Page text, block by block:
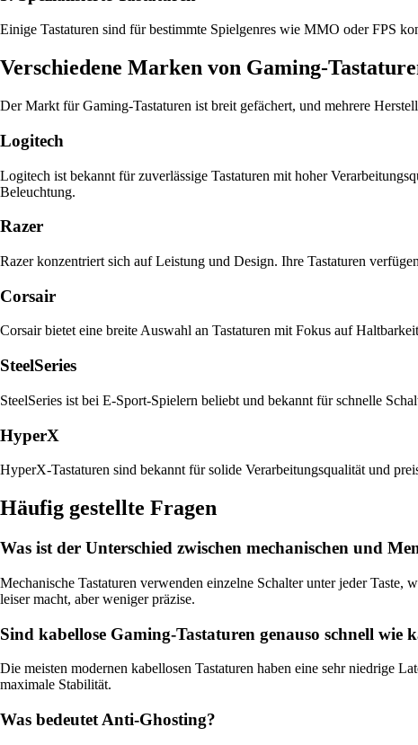
Einige Tastaturen sind für bestimmte Spielgenres wie MMO oder FPS
Verschiedene Marken von Gaming-
Der Markt für Gaming-Tastaturen ist breit gefächert, und mehrere
Logitech
Logitech ist bekannt für zuverlässige Tastaturen mit hoher
Beleuchtung.
Razer
Razer konzentriert sich auf Leistung und Design. Ihre Tastaturen
Corsair
Corsair bietet eine breite Auswahl an Tastaturen mit Fokus auf
SteelSeries
SteelSeries ist bei E-Sport-Spielern beliebt und bekannt für schnelle
HyperX
HyperX-Tastaturen sind bekannt für solide Verarbeitungsqualität und
Häufig gestellte Fragen
Was ist der Unterschied zwischen mechanischen und
Mechanische Tastaturen verwenden einzelne Schalter unter jeder
leiser macht, aber weniger präzise.
Sind kabellose Gaming-Tastaturen genauso schnell wie
Die meisten modernen kabellosen Tastaturen haben eine sehr niedrige
maximale Stabilität.
Was bedeutet Anti-Ghosting?